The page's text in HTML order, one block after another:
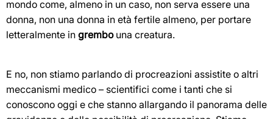
mondo come, almeno in un caso, non serva essere una
donna, non una donna in età fertile almeno, per portare
letteralmente in grembouna creatura.
E no, non stiamo parlando di procreazioni assistite o altri
meccanismi medico – scientifici come i tanti che si
conoscono oggi e che stanno allargando il panorama delle